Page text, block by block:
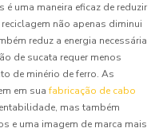
uma maneira eficaz de reduzir
não apenas diminui
reduz a energia necessária
de sucata requer menos
de minério de ferro. As
em sua fabricação de cabo
mas também
e uma imagem de marca mais